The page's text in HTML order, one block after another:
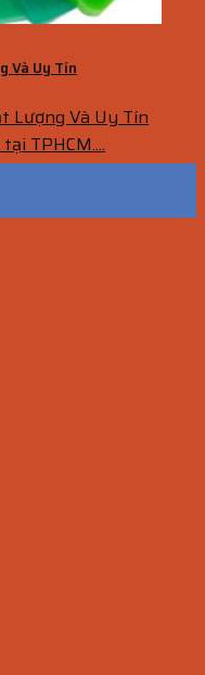
Và Uy Tín
Lượng Và Uy Tín
TPHCM....